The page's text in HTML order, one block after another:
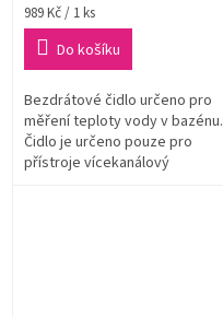
Měrná
cena:
989 Kč / 1 ks
Do košíku
Bezdrátové čidlo určeno pro
měření teploty vody v bazénu.
Čidlo je určeno pouze pro
přístroje vícekanálový